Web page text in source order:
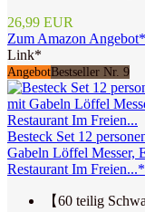
26,99 EUR
Zum Amazon Angebot*
Link*
AngebotBestseller Nr. 9
Besteck Set 12
Gabeln Löffel Messer,
Restaurant Im Freien...*
【60 teilig